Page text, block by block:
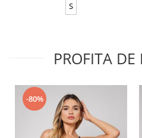
S
PROFITA DE
-80%